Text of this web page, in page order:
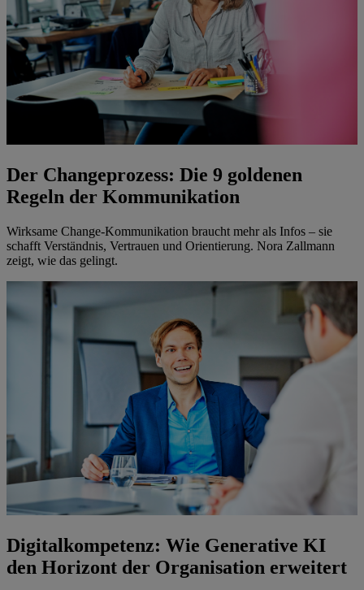
Der Changeprozess: Die 9 goldenen
Regeln der Kommunikation
Wirksame Change-Kommunikation braucht mehr als Infos – sie
schafft Verständnis, Vertrauen und Orientierung. Nora Zallmann
zeigt, wie das gelingt.
Digitalkompetenz: Wie Generative KI
den Horizont der Organisation erweitert